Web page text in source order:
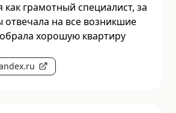
как грамотный специалист, за
отвечала на все возникшие
хорошую квартиру